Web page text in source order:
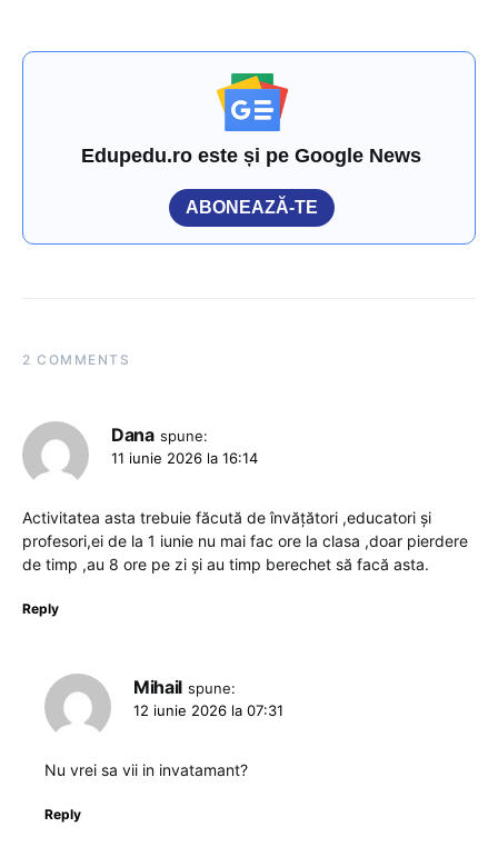
Edupedu.ro este și pe Google News
ABONEAZĂ-TE
2 COMMENTS
Dana spune:
11 iunie 2026 la 16:14
Activitatea asta trebuie făcută de învățători ,educatori și
profesori,ei de la 1 iunie nu mai fac ore la clasa ,doar pierdere
de timp ,au 8 ore pe zi și au timp berechet să facă asta.
Reply
Mihail spune:
12 iunie 2026 la 07:31
Nu vrei sa vii in invatamant?
Reply